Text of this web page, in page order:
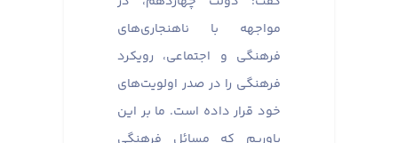
مواجهه با ناهنجاری‌های
فرهنگی و اجتماعی، رویکرد
فرهنگی را در صدر اولویت‌های
خود قرار داده است. ما بر این